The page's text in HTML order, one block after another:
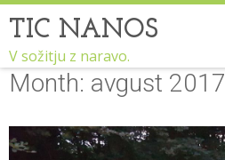
TIC NANOS
V sožitju z naravo.
Month: avgust 2017